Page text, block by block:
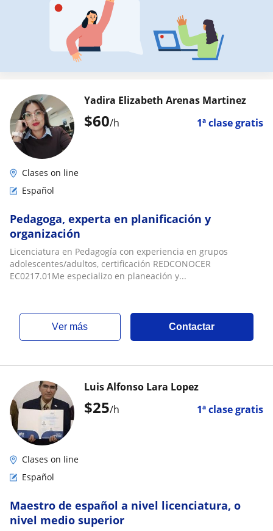
$60/h 1ª clase gratis
Yadira Elizabeth Arenas Martinez
Clases on line
Español
Pedagoga, experta en planificación y
organización
Licenciatura en Pedagogía con experiencia en grupos
adolescentes/adultos, certificación REDCONOCER
EC0217.01Me especializo en planeación y...
ver más Contactar
$25/h 1ª clase gratis
Luis Alfonso Lara Lopez
Clases on line
Español
Maestro de español a nivel licenciatura, o
nivel medio superior